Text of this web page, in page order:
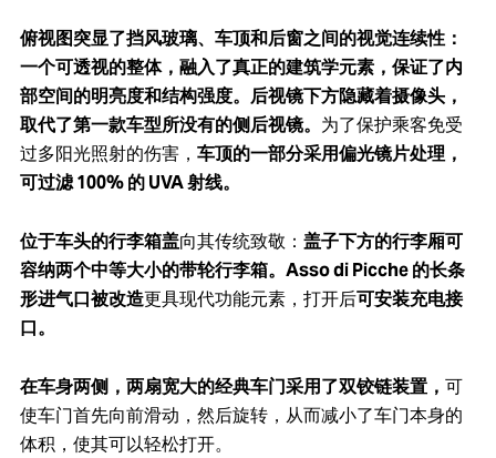
俯视图突显了挡风玻璃、车顶和后窗之间的视觉连续性：
一个可透视的整体，融入了真正的建筑学元素，保证了内
部空间的明亮度和结构强度。后视镜下方隐藏着摄像头，
取代了第一款车型所没有的侧后视镜。 为了保护乘客免受
过多阳光照射的伤害， 车顶的一部分采用偏光镜片处理，
可过滤 100% 的 UVA 射线。
位于车头的行李箱盖向其传统致敬： 盖子下方的行李厢可
容纳两个中等大小的带轮行李箱。Asso di Picche 的长条
形进气口被改造更具现代功能元素，打开后可安装充电接
口。
在车身两侧，两扇宽大的经典车门采用了双铰链装置， 可
使车门首先向前滑动，然后旋转，从而减小了车门本身的
体积，使其可以轻松打开。